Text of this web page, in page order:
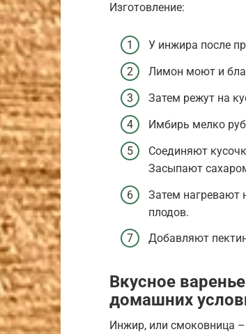
Изготовление:
У инжира после
Лимон моют и
Затем режут на
Имбирь мелко
Соединяют
Засыпают
Затем нагревают
плодов.
Добавляют
Вкусное
домашних
Инжир, или смоковница